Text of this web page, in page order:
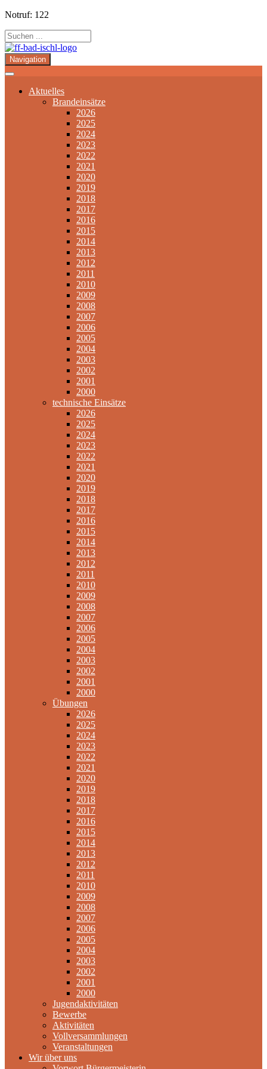
Notruf: 122
Navigation
Aktuelles
Brandeinsätze
2026
2025
2024
2023
2022
2021
2020
2019
2018
2017
2016
2015
2014
2013
2012
2011
2010
2009
2008
2007
2006
2005
2004
2003
2002
2001
2000
technische Einsätze
2026
2025
2024
2023
2022
2021
2020
2019
2018
2017
2016
2015
2014
2013
2012
2011
2010
2009
2008
2007
2006
2005
2004
2003
2002
2001
2000
Übungen
2026
2025
2024
2023
2022
2021
2020
2019
2018
2017
2016
2015
2014
2013
2012
2011
2010
2009
2008
2007
2006
2005
2004
2003
2002
2001
2000
Jugendaktivitäten
Bewerbe
Aktivitäten
Vollversammlungen
Veranstaltungen
Wir über uns